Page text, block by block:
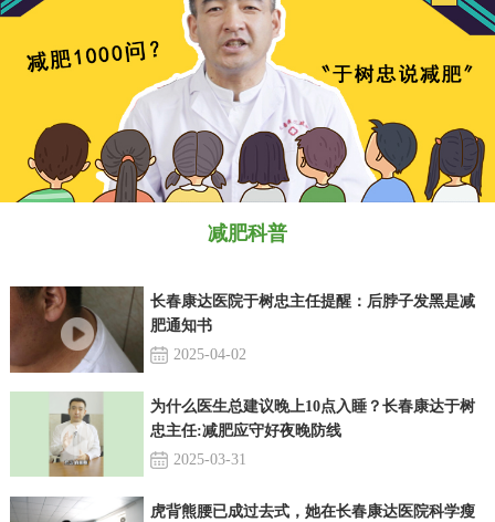
减肥科普
长春康达医院于树忠主任提醒：后脖子发黑是减
肥通知书
2025-04-02
为什么医生总建议晚上10点入睡？长春康达于树
忠主任:减肥应守好夜晚防线
2025-03-31
虎背熊腰已成过去式，她在长春康达医院科学瘦